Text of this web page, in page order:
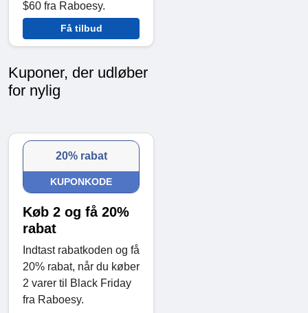
$60 fra Raboesy.
Få tilbud
Kuponer, der udløber
for nylig
20% rabat
KUPONKODE
Køb 2 og få 20%
rabat
Indtast rabatkoden og få
20% rabat, når du køber
2 varer til Black Friday
fra Raboesy.